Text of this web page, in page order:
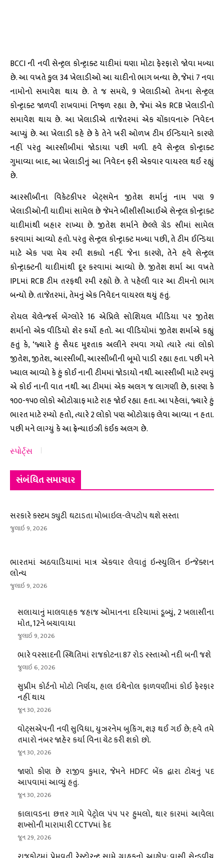
BCCI ની નવી સેન્ટ્રલ કોન્ટ્રાક્ટ યાદીમાં ઘણા મોટા ફેરફારો જોવા મળ્યા
છે. આ વખતે કુલ 34 ખેલાડીઓ આ યાદીનો ભાગ બન્યા છે, જેમાં 7 નવા
નામોનો સમાવેશ થાય છે. તે જ સમયે, 9 ખેલાડીઓ તેમના સેન્ટ્રલ
કોન્ટ્રાક્ટ જાળવી રાખવામાં નિષ્ફળ રહ્યા છે, જેમાં એક RCB ખેલાડીનો
સમાવેશ થાય છે. આ ખેલાડીએ તાજેતરમાં એક ચોંકાવનારું નિવેદન
આપ્યું છે. આ ખેલાડી કહે છે કે તેને ખરી ઓળખ ટીમ ઈન્ડિયાને કારણે
નહીં પરંતુ આરસીબીમાં જોડાયા પછી મળી. હવે સેન્ટ્રલ કોન્ટ્રાક્ટ
ગુમાવ્યા બાદ, આ ખેલાડીનું આ નિવેદન ફરી એકવાર વાયરલ થઈ રહ્યું
છે.
આરસીબીના વિકેટકીપર બેટ્સમેન જીતેશ શર્માનું નામ પણ 9
ખેલાડીઓની યાદીમાં સામેલ છે જેમને બીસીસીઆઈએ સેન્ટ્રલ કોન્ટ્રાક્ટ
યાદીમાંથી બહાર રાખ્યા છે. જીતેશ શર્માને છેલ્લે ગ્રેડ સીમાં સામેલ
કરવામાં આવ્યો હતો. પરંતુ સેન્ટ્રલ કોન્ટ્રાક્ટ મળ્યા પછી, તે ટીમ ઈન્ડિયા
માટે એક પણ મેચ રમી શક્યો નહીં. જેના કારણે, તેને હવે સેન્ટ્રલ
કોન્ટ્રાક્ટની યાદીમાંથી દૂર કરવામાં આવ્યો છે. જીતેશ શર્મા આ વખતે
IPLમાં RCB ટીમ તરફથી રમી રહ્યો છે. તે પહેલી વાર આ ટીમનો ભાગ
બન્યો છે. તાજેતરમાં, તેમનું એક નિવેદન વાયરલ થયું હતું.
રોયલ ચેલેન્જર્સ બેંગ્લોરે 16 એપ્રિલે સોશિયલ મીડિયા પર જીતેશ
શર્માનો એક વીડિયો શેર કર્યો હતો. આ વીડિયોમાં જીતેશ શર્માએ કહ્યું
હતું કે, ‘જ્યારે હું સૈયદ મુશ્તાક અલીને રમવા ગયો ત્યારે ત્યાં લોકો
જીતેશ, જીતેશ, આરસીબી, આરસીબીની બૂમો પાડી રહ્યા હતા. પછી મને
ખ્યાલ આવ્યો કે હું કોઈ નાની ટીમમાં જોડાયો નથી. આરસીબી માટે રમવું
એ કોઈ નાની વાત નથી. આ ટીમમાં એક અલગ જ લાગણી છે, કારણ કે
૧૦૦-૧૫૦ લોકો ઓટોગ્રાફ માટે રાહ જોઈ રહ્યા હતા. આ પહેલાં, જ્યારે હું
ભારત માટે રમ્યો હતો, ત્યારે 2 લોકો પણ ઓટોગ્રાફ લેવા આવ્યા ન હતા.
પછી મને લાગ્યું કે આ ફ્રેન્ચાઇઝી કંઈક અલગ છે.
સ્પોર્ટ્સ
સંબંધિત સમાચાર
સરકારે કસ્ટમ ડ્યુટી ઘટાડતા મોબાઇલ-લેપટોપ થશે સસ્તા
જુલાઇ 9, 2026
ભારતમાં અઠવાડિયામાં માત્ર એકવાર લેવાતું ઇન્સ્યુલિન ઇન્જેક્શન
લોન્ચ
જુલાઇ 9, 2026
સલાયાનું માલવાહક જહાજ ઓમાનના દરિયામાં ડૂબ્યું, 2 ખલાસીના
મોત, 12ને બચાવાયા
જુલાઇ 9, 2026
ભારે વરસાદની સ્થિતિમાં રાજકોટના 87 રોડ રસ્તાઓ નદી બની જશે
જુલાઇ 6, 2026
સુપ્રીમ કોર્ટનો મોટો નિર્ણય, હાલ ઇથેનોલ ફાળવણીમાં કોઈ ફેરફાર
નહીં થાય
જૂન 30, 2026
વોટ્સએપની નવી સુવિધા, યુઝરનેમ બુકિંગ, શરૂ થઈ ગઈ છે; હવે તમે
તમારો નંબર જાહેર કર્યા વિના ચેટ કરી શકો છો.
જૂન 30, 2026
જાણો કોણ છે રાજીવ કુમાર, જેમને HDFC બેંક દ્વારા ટોચનું પદ
આપવામાં આવ્યું હતું.
જૂન 30, 2026
કાલાવડના છત્તર ગામે પેટ્રોલ પંપ પર હુમલો, થાર કારમાં આવેલા
શખ્સોની મારામારી CCTVમાં કેદ
જૂન 29, 2026